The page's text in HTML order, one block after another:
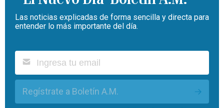
Las noticias explicadas de forma sencilla y directa para
entender lo más importante del día.
Regístrate a Boletín A.M.